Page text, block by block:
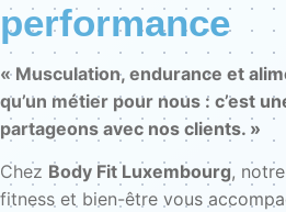
performance
« Musculation, endurance et
qu’un métier pour nous : c’est
partageons avec nos clients. »
Chez Body Fit Luxembourg,
fitness et bien-être vous